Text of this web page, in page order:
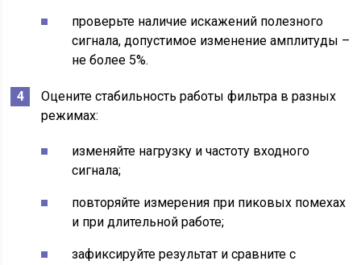
проверьте наличие искажений полезного
сигнала, допустимое изменение амплитуды –
не более 5%.
Оцените стабильность работы фильтра в разных
режимах:
изменяйте нагрузку и частоту входного
сигнала;
повторяйте измерения при пиковых помехах
и при длительной работе;
зафиксируйте результат и сравните с